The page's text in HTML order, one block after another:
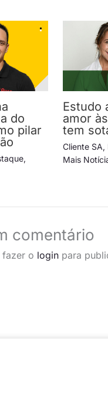
do
pilar
,
Estudo
amor
tem
Cliente SA,
Mais
comentário
fazer o login para